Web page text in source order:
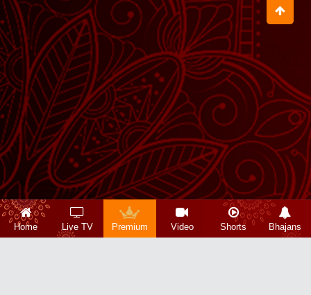
Home Live TV Premium Video Shorts Bhajans